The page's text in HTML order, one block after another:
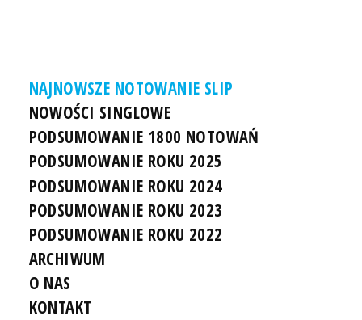
NAJNOWSZE NOTOWANIE SLIP
NOWOŚCI SINGLOWE
PODSUMOWANIE 1800 NOTOWAŃ
PODSUMOWANIE ROKU 2025
PODSUMOWANIE ROKU 2024
PODSUMOWANIE ROKU 2023
PODSUMOWANIE ROKU 2022
ARCHIWUM
O NAS
KONTAKT